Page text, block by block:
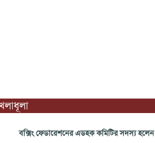
বক্সিং ফেডারেশনের এডহক কমিটির সদস্য